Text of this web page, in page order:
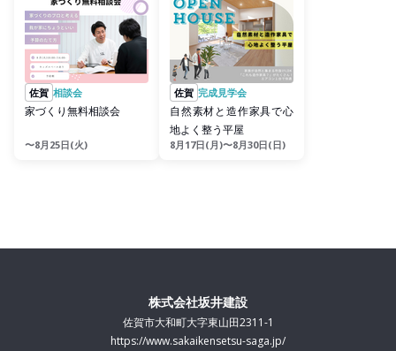
佐賀 相談会
家づくり無料相談会
〜8月25日(火)
佐賀 完成見学会
自然素材と造作家具で心
地よく整う平屋
8月17日(月)〜8月30日(日)
株式会社坂井建設
佐賀市大和町大字東山田2311-1
https://www.sakaikensetsu-saga.jp/